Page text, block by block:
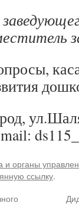
и органы
ссылку.